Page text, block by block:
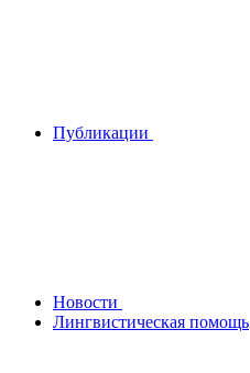
Публикации
Новости
Лингвистическая помощь